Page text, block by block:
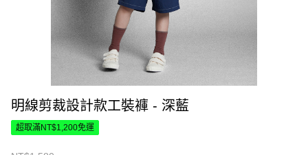
明線剪裁設計款工裝褲 - 深藍
超取滿NT$1,200免運